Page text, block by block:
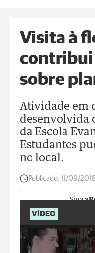
Visita à
contribui
sobre
Atividade em
desenvolvida
da Escola
Estudantes
no local.
Publicado: 11/09/
Siga
VÍDEO